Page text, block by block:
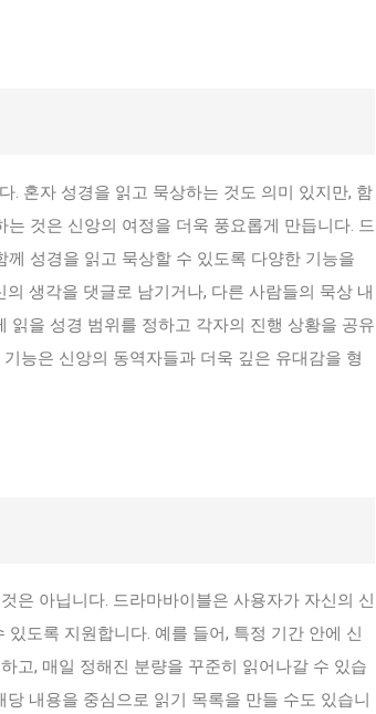
. 혼자 성경을 읽고 묵상하는 것도 의미 있지만, 함
것은 신앙의 여정을 더욱 풍요롭게 만듭니다. 드
성경을 읽고 묵상할 수 있도록 다양한 기능을
생각을 댓글로 남기거나, 다른 사람들의 묵상 내
읽을 성경 범위를 정하고 각자의 진행 상황을 공유
능은 신앙의 동역자들과 더욱 깊은 유대감을 형
은 아닙니다. 드라마바이블은 사용자가 자신의 신
도록 지원합니다. 예를 들어, 특정 기간 안에 신
고, 매일 정해진 분량을 꾸준히 읽어나갈 수 있습
내용을 중심으로 읽기 목록을 만들 수도 있습니